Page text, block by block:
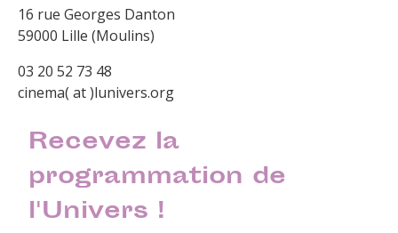
16 rue Georges Danton
59000 Lille (Moulins)
03 20 52 73 48
cinema( at )lunivers.org
Recevez la
programmation de
l'Univers !